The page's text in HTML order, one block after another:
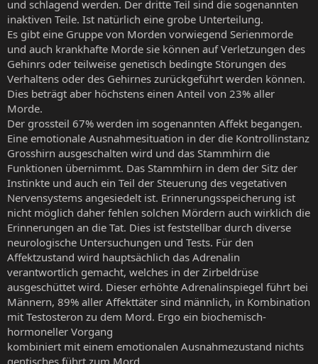
und schlagend werden. Der dritte Teil sind die sogenannten
inaktiven Teile. Ist natürlich eine grobe Unterteilung.
Es gibt eine Gruppe von Morden vorwiegend Serienmorde
und auch krankhafte Morde sie können auf Verletzungen des
Gehinrs oder teilweise genetisch bedingte Störungen des
Verhaltens oder des Gehirnes zurückgeführt werden können.
Dies beträgt aber höchstens einen Anteil von 23% aller
Morde.
Der grossteil 67% werden im sogenannten Affekt begangen.
Eine emotionale Ausnahmesituation in der die Kontrollinstanz
Grosshirn ausgeschalten wird und das Stammhirn die
Funktionen übernimmt. Das Stammhirn in dem der Sitz der
Instinkte und auch ein Teil der Steuerung des vegetativen
Nervensystems angesiedelt ist. Erinnerungsspeicherung ist
nicht möglich daher fehlen solchen Mördern auch wirklich die
Erinnerungen an die Tat. Dies ist feststellbar durch diverse
neurologische Untersuchungen und Tests. Für den
Affektzustand wird hauptsächlich das Adrenalin
verantwortlich gemacht, welches in der Zirbeldrüse
ausgeschüttet wird. Dieser erhöhte Adrenalinspiegel führt bei
Männern, 89% aller Affekttäter sind männlich, in Kombination
mit Testosteron zu dem Mord. Ergo ein biochemisch-
hormoneller Vorgang
kombiniert mit einem emotionalen Ausnahmezustand nichts
gentisches führt zum Mord.